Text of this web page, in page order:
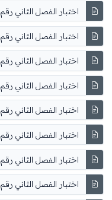
اختبار الفصل الثاني رقم 42
اختبار الفصل الثاني رقم 41
اختبار الفصل الثاني رقم 40
اختبار الفصل الثاني رقم 39
اختبار الفصل الثاني رقم 38
اختبار الفصل الثاني رقم 37
اختبار الفصل الثاني رقم 36
اختبار الفصل الثاني رقم 35